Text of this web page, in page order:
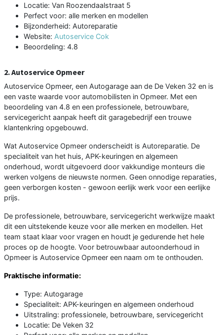
Locatie: Van Roozendaalstraat 5
Perfect voor: alle merken en modellen
Bijzonderheid: Autoreparatie
Website: Autoservice Cok
Beoordeling: 4.8
2. Autoservice Opmeer
Autoservice Opmeer, een Autogarage aan de De Veken 32 en is
een vaste waarde voor automobilisten in Opmeer. Met een
beoordeling van 4.8 en een professionele, betrouwbare,
servicegericht aanpak heeft dit garagebedrijf een trouwe
klantenkring opgebouwd.
Wat Autoservice Opmeer onderscheidt is Autoreparatie. De
specialiteit van het huis, APK-keuringen en algemeen
onderhoud, wordt uitgevoerd door vakkundige monteurs die
werken volgens de nieuwste normen. Geen onnodige reparaties,
geen verborgen kosten - gewoon eerlijk werk voor een eerlijke
prijs.
De professionele, betrouwbare, servicegericht werkwijze maakt
dit een uitstekende keuze voor alle merken en modellen. Het
team staat klaar voor vragen en houdt je gedurende het hele
proces op de hoogte. Voor betrouwbaar autoonderhoud in
Opmeer is Autoservice Opmeer een naam om te onthouden.
Praktische informatie:
Type: Autogarage
Specialiteit: APK-keuringen en algemeen onderhoud
Uitstraling: professionele, betrouwbare, servicegericht
Locatie: De Veken 32